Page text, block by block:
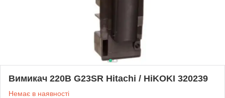
Вимикач 220В G23SR Hitachi / HiKOKI 320239
Немає в наявності